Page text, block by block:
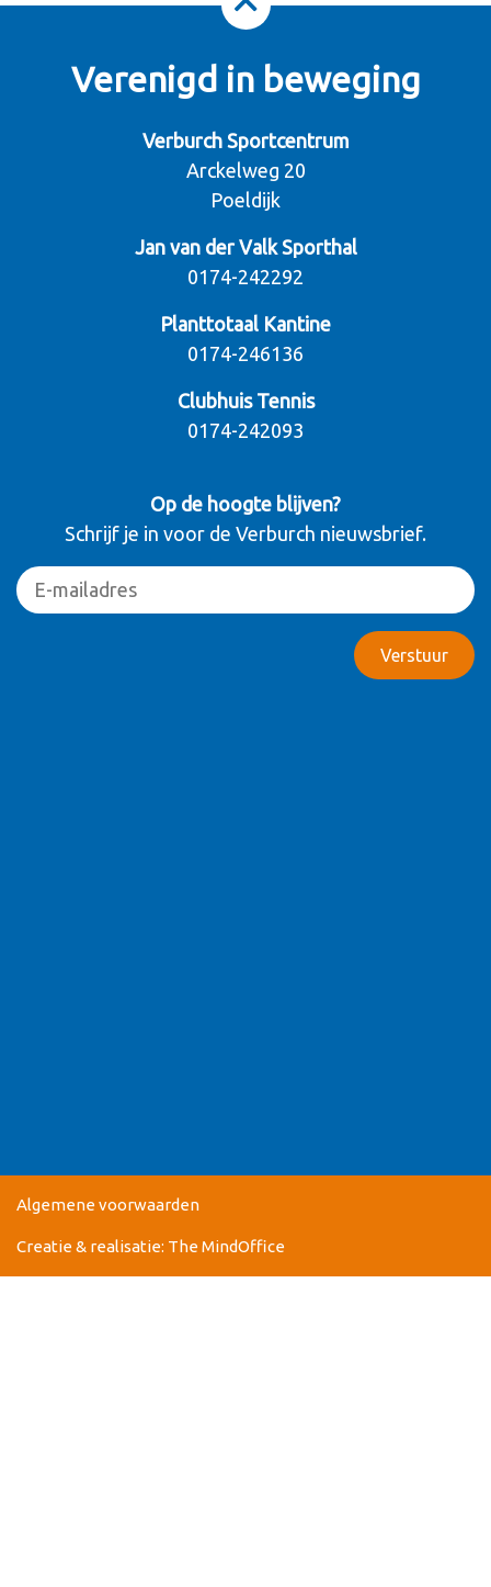
Verenigd in beweging
Verburch Sportcentrum
Arckelweg 20
Poeldijk
Jan van der Valk Sporthal
0174-242292
Planttotaal Kantine
0174-246136
Clubhuis Tennis
0174-242093
Op de hoogte blijven?
Schrijf je in voor de Verburch nieuwsbrief.
Algemene voorwaarden
Creatie & realisatie: The MindOffice